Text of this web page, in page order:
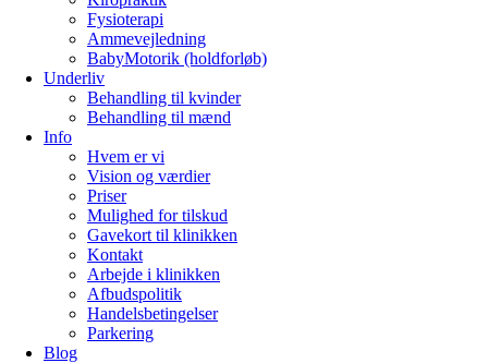
Fysioterapi
Ammevejledning
BabyMotorik (holdforløb)
Underliv
Behandling til kvinder
Behandling til mænd
Info
Hvem er vi
Vision og værdier
Priser
Mulighed for tilskud
Gavekort til klinikken
Kontakt
Arbejde i klinikken
Afbudspolitik
Handelsbetingelser
Parkering
Blog